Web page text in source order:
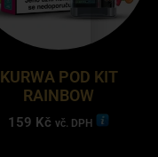
KURWA POD KIT
RAINBOW
159 Kč vč. DPH